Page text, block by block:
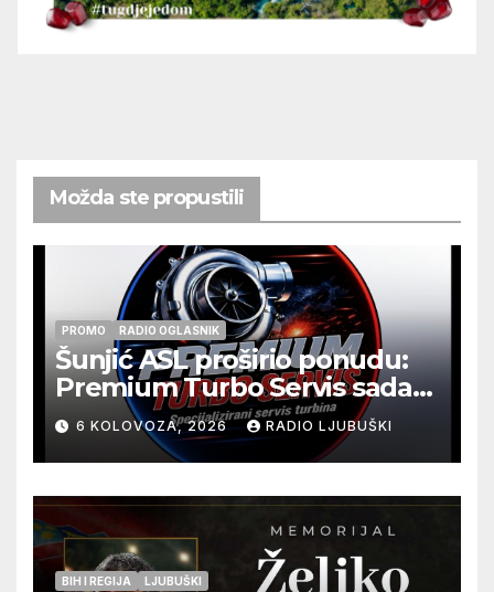
Možda ste propustili
PROMO RADIO OGLASNIK
Šunjić ASL proširio ponudu:
Premium Turbo Servis sada
na jednoj adresi u Ljubuškom
6 KOLOVOZA, 2026 RADIO LJUBUŠKI
BIH I REGIJA LJUBUŠKI